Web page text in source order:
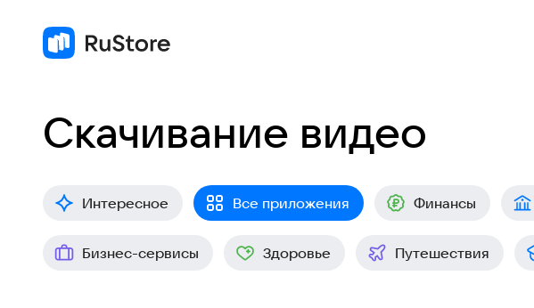
Скачивание видео
Интересное Все приложения Финансы
Бизнес-сервисы Здоровье Путешествия